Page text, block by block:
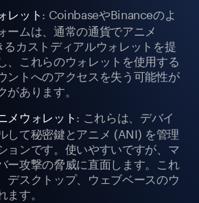
レット : CoinbaseやBinanceのよ
ームは、通常の通貨でアニメ
カストディアルウォレットを提
、これらのウォレットを使用する
ントへのアクセスを失う可能性が
あります。
メウォレット : これらは、デバイ
して秘密鍵とアニメ (ANI) を管理
ョンです。使いやすいですが、マ
ー攻撃の脅威に直面します。これ
デスクトップ、ウェブベースのウ
す。